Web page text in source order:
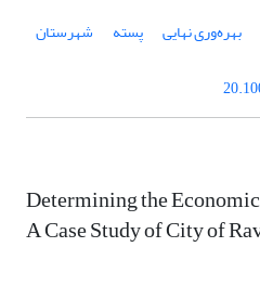
بهره‌وری نهایی پسته شهرستان
Determining the
A Case Study of City of